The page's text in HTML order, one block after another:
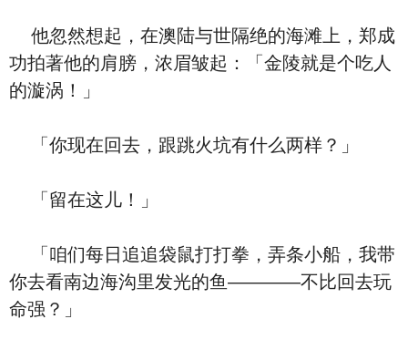
他忽然想起，在澳陆与世隔绝的海滩上，郑成
功拍著他的肩膀，浓眉皱起：「金陵就是个吃人
的漩涡！」
「你现在回去，跟跳火坑有什么两样？」
「留在这儿！」
「咱们每日追追袋鼠打打拳，弄条小船，我带
你去看南边海沟里发光的鱼————不比回去玩
命强？」